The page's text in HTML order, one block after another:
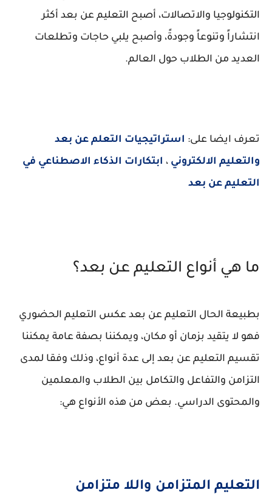
التكنولوجيا والاتصالات، أصبح التعليم عن بعد أكثر
انتشاراً وتنوعاً وجودةً، وأصبح يلبي حاجات وتطلعات
العديد من الطلاب حول العالم.
تعرف ايضا على: استراتيجيات التعلم عن بعد
والتعليم الالكتروني ، ابتكارات الذكاء الاصطناعي في
التعليم عن بعد
ما هي أنواع التعليم عن بعد؟
بطبيعة الحال التعليم عن بعد عكس التعليم الحضوري
فهو لا يتقيد بزمان أو مكان، ويمكننا بصفة عامة يمكننا
تقسيم التعليم عن بعد إلى عدة أنواع، وذلك وفقا لمدى
التزامن والتفاعل والتكامل بين الطلاب والمعلمين
والمحتوى الدراسي. بعض من هذه الأنواع هي:
التعليم المتزامن واللا متزامن